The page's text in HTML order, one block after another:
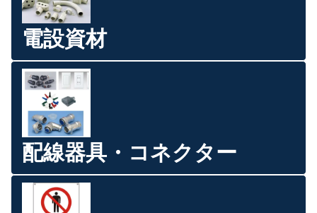
電設資材
配線器具・コネクター